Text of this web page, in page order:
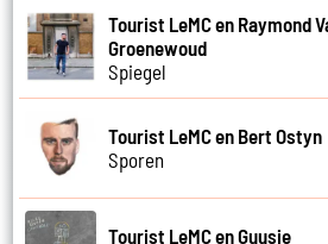
Tourist LeMC en Raymond
Groenewoud
Spiegel
Tourist LeMC en Bert Ostyn
Sporen
Tourist LeMC en Guusje